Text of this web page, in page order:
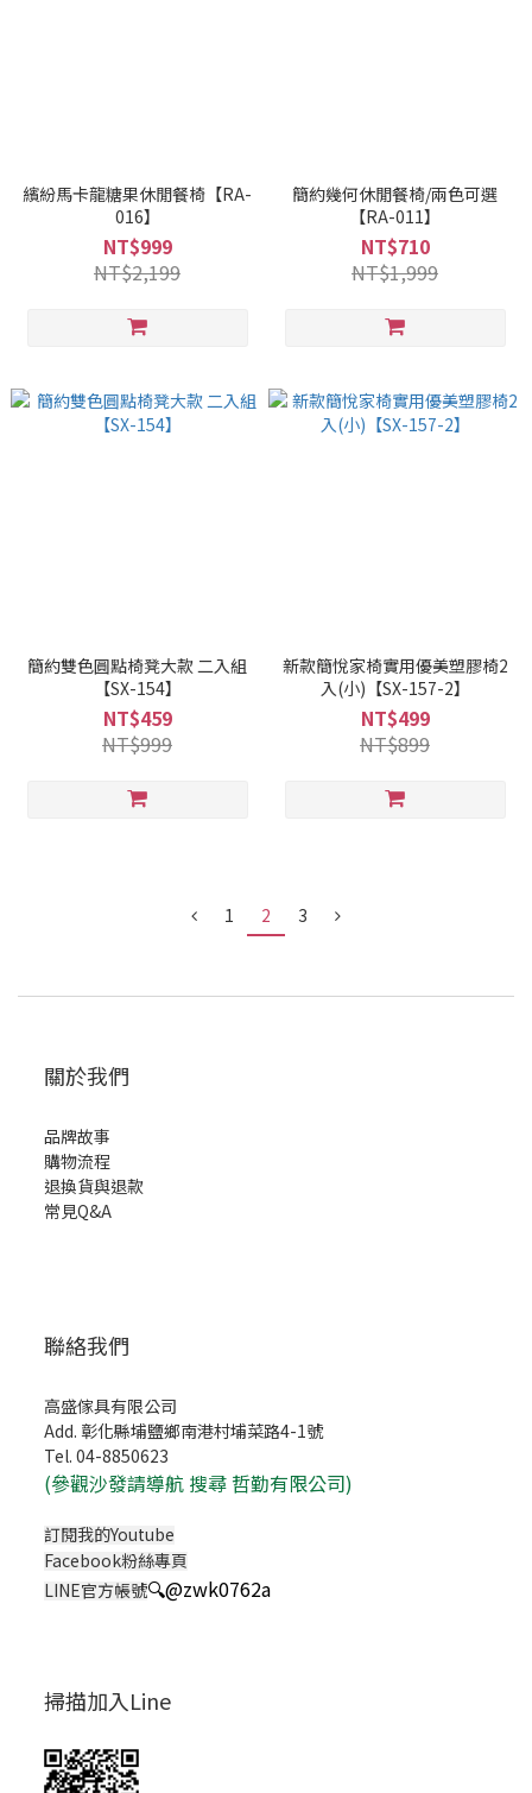
繽紛馬卡龍糖果休閒餐椅【RA-
016】
NT$999
NT$2,199
簡約幾何休閒餐椅/兩色可選
【RA-011】
NT$710
NT$1,999
簡約雙色圓點椅凳大款 二入組
【SX-154】
NT$459
NT$999
新款簡悅家椅實用優美塑膠椅2
入(小)【SX-157-2】
NT$499
NT$899
1 2 3
關於我們
品牌故事
購物流程
退換貨與退款
常見Q&A
聯絡我們
高盛傢具有限公司
Add. 彰化縣埔鹽鄉南港村埔菜路4-1號
Tel. 04-8850623
(參觀沙發請導航 搜尋 哲勤有限公司)
訂閱我的Youtube
Facebook粉絲專頁
LINE官方帳號🔍@zwk0762a
掃描加入Line